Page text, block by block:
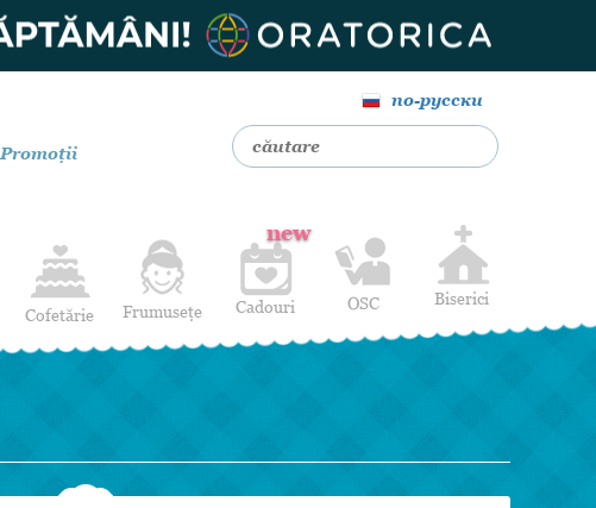
по-русски
Promoții
Cofetărie Frumusețe Cadouri
new
14 februarie
OSC Biserici